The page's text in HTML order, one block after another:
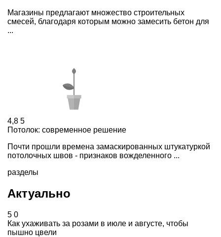
Магазины предлагают множество строительных
смесей, благодаря которым можно замесить бетон для
...
4,8 5
Потолок: современное решение
Почти прошли времена замаскированных штукатуркой
потолочных швов - признаков вожделенного ...
разделы
Актуально
5 0
Как ухаживать за розами в июле и августе, чтобы
пышно цвели